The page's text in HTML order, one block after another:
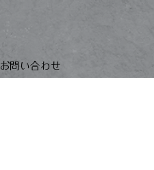
お問い合わせ